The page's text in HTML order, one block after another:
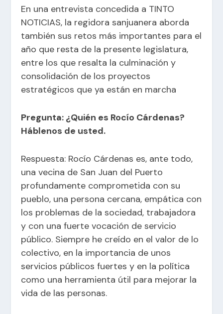
En una entrevista concedida a TINTO
NOTICIAS, la regidora sanjuanera aborda
también sus retos más importantes para el
año que resta de la presente legislatura,
entre los que resalta la culminación y
consolidación de los proyectos
estratégicos que ya están en marcha
Pregunta: ¿Quién es Rocío Cárdenas?
Háblenos de usted.
Respuesta: Rocío Cárdenas es, ante todo,
una vecina de San Juan del Puerto
profundamente comprometida con su
pueblo, una persona cercana, empática con
los problemas de la sociedad, trabajadora
y con una fuerte vocación de servicio
público. Siempre he creído en el valor de lo
colectivo, en la importancia de unos
servicios públicos fuertes y en la política
como una herramienta útil para mejorar la
vida de las personas.